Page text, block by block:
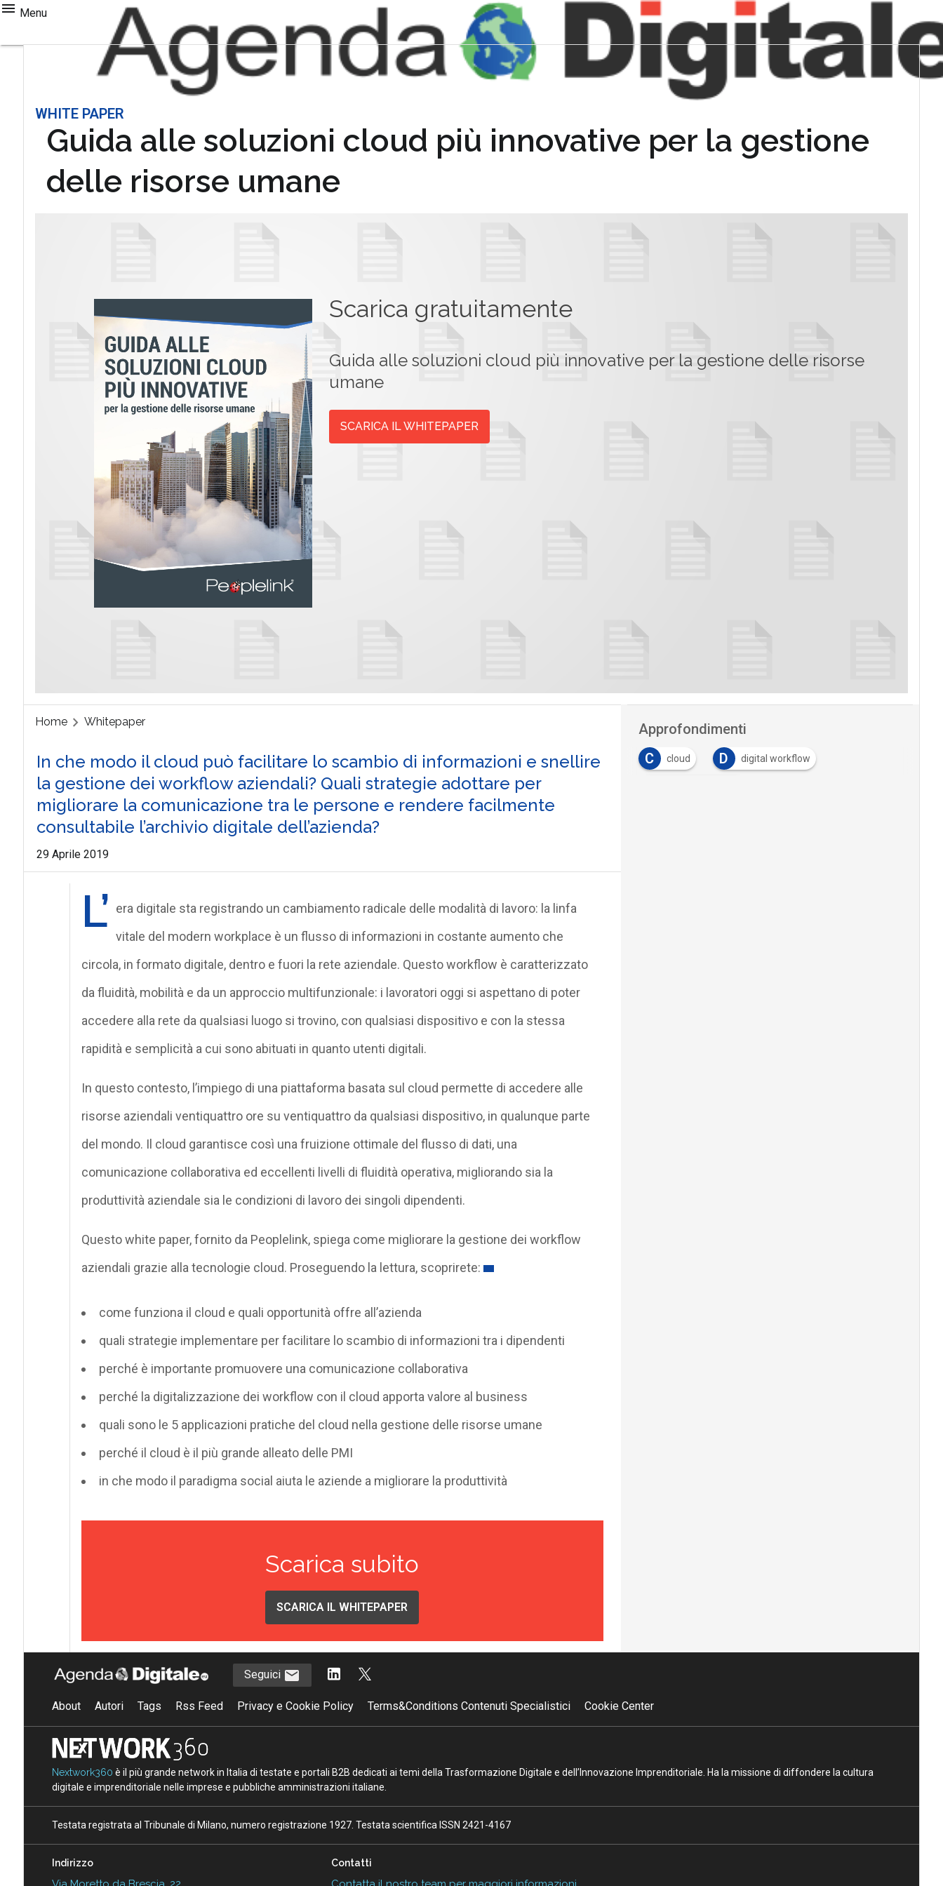
Menu
WHITE PAPER
Guida alle soluzioni cloud più innovative per la gestione
delle risorse umane
Scarica gratuitamente
Guida alle soluzioni cloud più innovative per la gestione delle risorse
umane
SCARICA IL WHITEPAPER
Home Whitepaper
In che modo il cloud può facilitare lo scambio di informazioni e snellire
la gestione dei workflow aziendali? Quali strategie adottare per
migliorare la comunicazione tra le persone e rendere facilmente
consultabile l’archivio digitale dell’azienda?
29 Aprile 2019
L’ era digitale sta registrando un cambiamento radicale delle modalità di lavoro: la linfa
vitale del modern workplace è un flusso di informazioni in costante aumento che
circola, in formato digitale, dentro e fuori la rete aziendale. Questo workflow è caratterizzato
da fluidità, mobilità e da un approccio multifunzionale: i lavoratori oggi si aspettano di poter
accedere alla rete da qualsiasi luogo si trovino, con qualsiasi dispositivo e con la stessa
rapidità e semplicità a cui sono abituati in quanto utenti digitali.
In questo contesto, l’impiego di una piattaforma basata sul cloud permette di accedere alle
risorse aziendali ventiquattro ore su ventiquattro da qualsiasi dispositivo, in qualunque parte
del mondo. Il cloud garantisce così una fruizione ottimale del flusso di dati, una
comunicazione collaborativa ed eccellenti livelli di fluidità operativa, migliorando sia la
produttività aziendale sia le condizioni di lavoro dei singoli dipendenti.
Questo white paper, fornito da Peoplelink, spiega come migliorare la gestione dei workflow
aziendali grazie alla tecnologie cloud. Proseguendo la lettura, scoprirete:
come funziona il cloud e quali opportunità offre all’azienda
quali strategie implementare per facilitare lo scambio di informazioni tra i dipendenti
perché è importante promuovere una comunicazione collaborativa
perché la digitalizzazione dei workflow con il cloud apporta valore al business
quali sono le 5 applicazioni pratiche del cloud nella gestione delle risorse umane
perché il cloud è il più grande alleato delle PMI
in che modo il paradigma social aiuta le aziende a migliorare la produttività
Scarica subito
SCARICA IL WHITEPAPER
Approfondimenti
C
cloud D digital workflow
Seguici
About Autori Tags Rss Feed Privacy e Cookie Policy Terms&Conditions Contenuti Specialistici Cookie Center
Nextwork360 è il più grande network in Italia di testate e portali B2B dedicati ai temi della Trasformazione Digitale e dell’Innovazione Imprenditoriale. Ha la missione di diffondere la cultura
digitale e imprenditoriale nelle imprese e pubbliche amministrazioni italiane.
Testata registrata al Tribunale di Milano, numero registrazione 1927. Testata scientifica ISSN 2421-4167
Indirizzo Contatti